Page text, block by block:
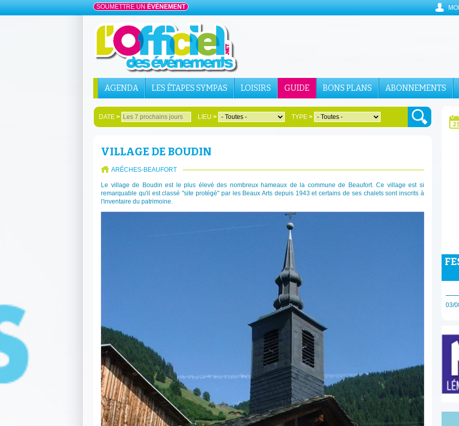
SOUMETTRE UN ÉVÉNEMENT
AGENDA LES ÉTAPES SYMPAS LOISIRS GUIDE BONS PLANS ABONNEMENTS
DATE> LIEU> TYPE>
VILLAGE DE BOUDIN
ARÊCHES-BEAUFORT
Le village de Boudin est le plus élevé des nombreux hameaux de la commune de Beaufort. Ce village est si
remarquable qu'il est classé "site protégé" par les Beaux Arts depuis 1943 et certains de ses chalets sont inscrits à
l'inventaire du patrimoine.
03/